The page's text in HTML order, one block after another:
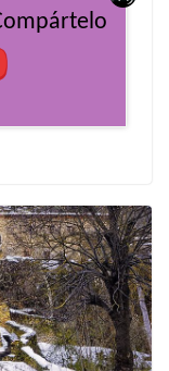
ganas de
puede